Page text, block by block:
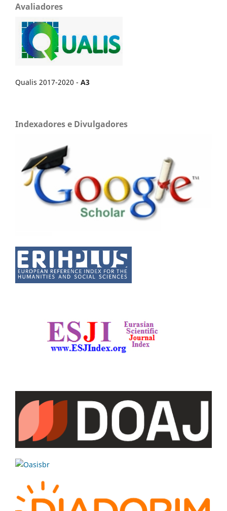
Avaliadores
Qualis 2017-2020 - A3
Indexadores e Divulgadores